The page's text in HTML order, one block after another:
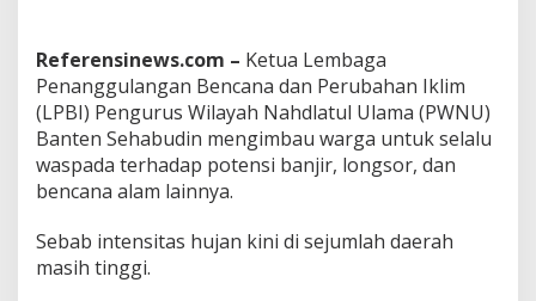
H
u
j
a
,
S
l
Referensinews.com – Ketua Lembaga
Penanggulangan Bencana dan Perubahan Iklim
(LPBI) Pengurus Wilayah Nahdlatul Ulama (PWNU)
Banten Sehabudin mengimbau warga untuk selalu
waspada terhadap potensi banjir, longsor, dan
bencana alam lainnya.
Sebab intensitas hujan kini di sejumlah daerah
masih tinggi.